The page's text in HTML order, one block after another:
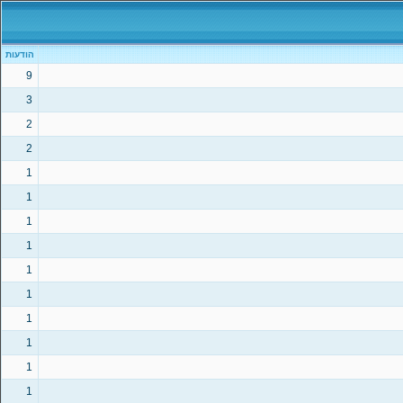
הודעות
9
3
2
2
1
1
1
1
1
1
1
1
1
1